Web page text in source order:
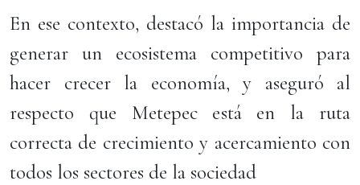
En ese contexto, destacó la importancia de
generar un ecosistema competitivo para
hacer crecer la economía, y aseguró al
respecto que Metepec está en la ruta
correcta de crecimiento y acercamiento con
todos los sectores de la sociedad